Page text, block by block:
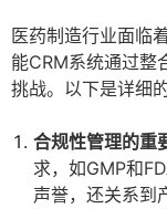
医药制造行业面临
能CRM系统通过整
挑战。以下是详细
合规性管理的重
求，如GMP和
声誉，还关系到